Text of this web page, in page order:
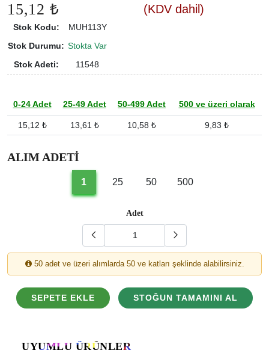
15,12 ₺ (KDV dahil)
Stok Kodu:
MUH113Y
Stok Durumu: Stokta Var
Stok Adeti:
11548
0-24 Adet 25-49 Adet 50-499 Adet 500 ve üzeri olarak
15,12 ₺ 13,61 ₺ 10,58 ₺ 9,83 ₺
ALIM ADETİ
1 25 50 500
Adet
50 adet ve üzeri alımlarda 50 ve katları şeklinde alabilirsiniz.
SEPETE EKLE STOĞUN TAMAMINI AL
UYUMLU ÜRÜNLER